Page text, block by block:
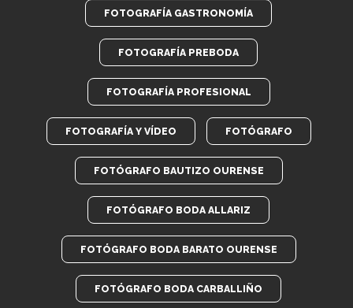
FOTOGRAFÍA GASTRONOMÍA
FOTOGRAFÍA PREBODA
FOTOGRAFÍA PROFESIONAL
FOTOGRAFÍA Y VÍDEO FOTÓGRAFO
FOTÓGRAFO BAUTIZO OURENSE
FOTÓGRAFO BODA ALLARIZ
FOTÓGRAFO BODA BARATO OURENSE
FOTÓGRAFO BODA CARBALLIÑO